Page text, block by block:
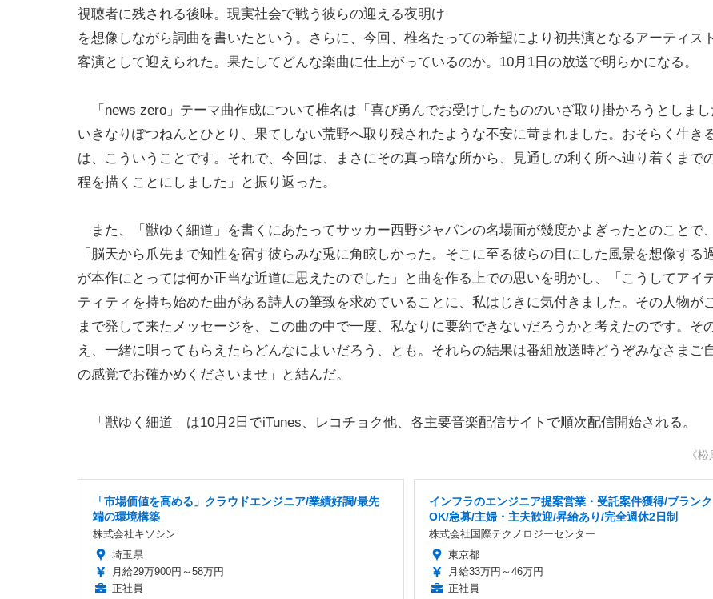
視聴者に残される後味。現実社会で戦う彼らの迎える夜明け
を想像しながら詞曲を書いたという。さらに、今回、椎名たっての希望により初共演となるアーティス
客演として迎えられた。果たしてどんな楽曲に仕上がっているのか。10月1日の放送で明らかになる。
「news zero」テーマ曲作成について椎名は「喜び勇んでお受けしたもののいざ取り掛かろうとしまし
いきなりぽつねんとひとり、果てしない荒野へ取り残されたような不安に苛まれました。おそらく生き
は、こういうことです。それで、今回は、まさにその真っ暗な所から、見通しの利く所へ辿り着くまで
程を描くことにしました」と振り返った。
また、「獣ゆく細道」を書くにあたってサッカー西野ジャパンの名場面が幾度かよぎったとのことで、
「脳天から爪先まで知性を宿す彼らみな兎に角眩しかった。そこに至る彼らの目にした風景を想像する
が本作にとっては何か正当な近道に思えたのでした」と曲を作る上での思いを明かし、「こうしてアイ
ティティを持ち始めた曲がある詩人の筆致を求めていることに、私はじきに気付きました。その人物が
まで発して来たメッセージを、この曲の中で一度、私なりに要約できないだろうかと考えたのです。そ
え、一緒に唄ってもらえたらどんなによいだろう、とも。それらの結果は番組放送時どうぞみなさまご
の感覚でお確かめくださいませ」と結んだ。
「獣ゆく細道」は10月2日でiTunes、レコチョク他、各主要音楽配信サイトで順次配信開始される。
《松
「市場価値を高める」クラウドエンジニア/業績好調/最先
端の環境構築
株式会社キソシン
埼玉県
月給29万900円～58万円
正社員
インフラのエンジニア提案営業・受託案件獲得/ブランク
OK/急募/主婦・主夫歓迎/昇給あり/完全週休2日制
株式会社国際テクノロジーセンター
東京都
月給33万円～46万円
正社員